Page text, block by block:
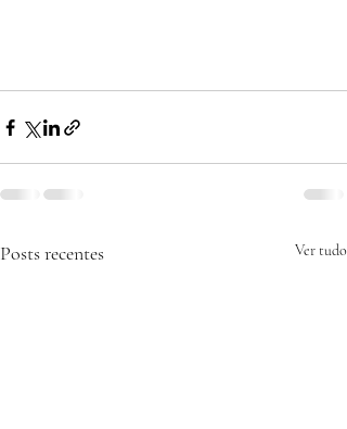
Posts recentes Ver tudo